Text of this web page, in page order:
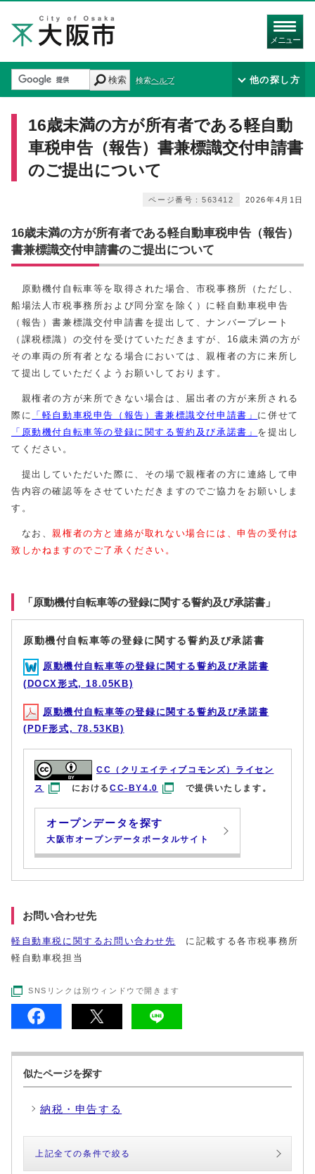
メニュー
検索 検索ヘルプ 他の探し方
16歳未満の方が所有者である軽自動
車税申告（報告）書兼標識交付申請書
のご提出について
2026年4月1日
ページ番号：563412
16歳未満の方が所有者である軽自動車税申告（報告）
書兼標識交付申請書のご提出について
原動機付自転車等を取得された場合、市税事務所（ただし、
船場法人市税事務所および同分室を除く）に軽自動車税申告
（報告）書兼標識交付申請書を提出して、ナンバープレート
（課税標識）の交付を受けていただきますが、16歳未満の方が
その車両の所有者となる場合においては、親権者の方に来所し
て提出していただくようお願いしております。
親権者の方が来所できない場合は、届出者の方が来所される
際に 「軽自動車税申告（報告）書兼標識交付申請書」 に併せて
「原動機付自転車等の登録に関する誓約及び承諾書」 を提出し
てください。
提出していただいた際に、その場で親権者の方に連絡して申
告内容の確認等をさせていただきますのでご協力をお願いしま
す。
なお、親権者の方と連絡が取れない場合には、申告の受付は
致しかねますのでご了承ください。
「原動機付自転車等の登録に関する誓約及び承諾書」
原動機付自転車等の登録に関する誓約及び承諾書
原動機付自転車等の登録に関する誓約及び承諾書
(DOCX形式, 18.05KB)
原動機付自転車等の登録に関する誓約及び承諾書
(PDF形式, 78.53KB)
CC（クリエイティブコモンズ）ライセン
ス
におけるCC-BY4.0 で提供いたします。
オープンデータを探す
大阪市オープンデータポータルサイト
お問い合わせ先
軽自動車税に関するお問い合わせ先
に記載する各市税事務所
軽自動車税担当
SNSリンクは別ウィンドウで開きます
似たページを探す
納税・申告する
上記全ての条件で絞る